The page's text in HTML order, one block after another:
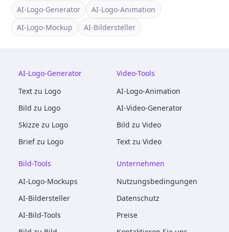
AI-Logo-Generator
AI-Logo-Animation
AI-Logo-Mockup
AI-Bildersteller
AI-Logo-Generator
Text zu Logo
Bild zu Logo
Skizze zu Logo
Brief zu Logo
Video-Tools
AI-Logo-Animation
AI-Video-Generator
Bild zu Video
Text zu Video
Bild-Tools
AI-Logo-Mockups
AI-Bildersteller
AI-Bild-Tools
Unternehmen
Nutzungsbedingungen
Datenschutz
Preise